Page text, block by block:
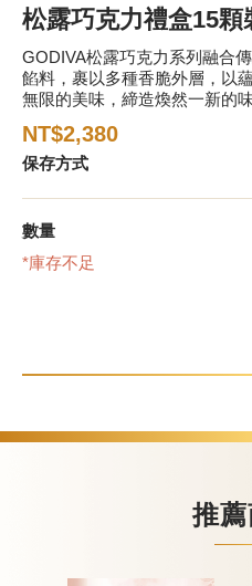
松露巧克力禮盒15顆
GODIVA松露巧克力系列融合
餡料，裹以多種香脆外層，以
無限的美味，締造煥然一新的味
NT$2,380
保存方式
數量
*庫存不足
推